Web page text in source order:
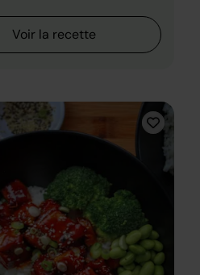
Voir la recette